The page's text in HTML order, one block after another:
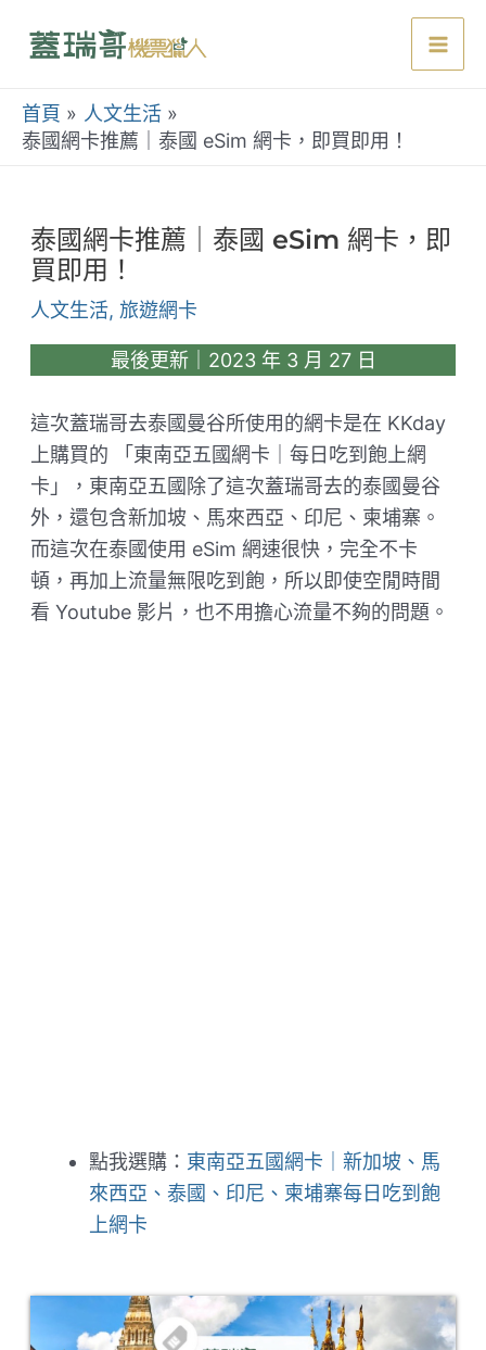
首頁
人文生活
泰國網卡推薦｜泰國 eSim 網卡，即買即用！
泰國網卡推薦｜泰國 eSim 網卡，即
買即用！
人文生活, 旅遊網卡
最後更新｜2023 年 3 月 27 日
這次蓋瑞哥去泰國曼谷所使用的網卡是在 KKday
上購買的 「東南亞五國網卡｜每日吃到飽上網
卡」，東南亞五國除了這次蓋瑞哥去的泰國曼谷
外，還包含新加坡、馬來西亞、印尼、柬埔寨。
而這次在泰國使用 eSim 網速很快，完全不卡
頓，再加上流量無限吃到飽，所以即使空閒時間
看 Youtube 影片，也不用擔心流量不夠的問題。
點我選購： 東南亞五國網卡｜新加坡、馬
來西亞、泰國、印尼、柬埔寨每日吃到飽
上網卡